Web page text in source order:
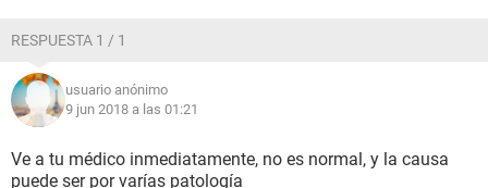
RESPUESTA 1 / 1
usuario anónimo
9 jun 2018 a las 01:21
Ve a tu médico inmediatamente, no es normal, y la causa
puede ser por varías patología